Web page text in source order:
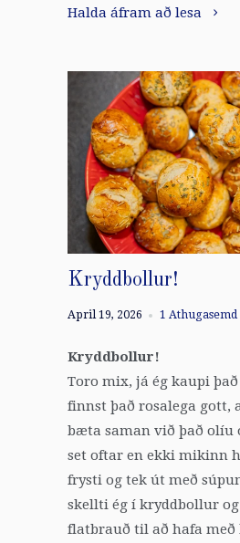
Halda áfram að lesa
Kryddbollur!
April 19, 2026 1 Athugasemd
Kryddbollur!
Toro mix, já ég kaupi
finnst það rosalega gott,
bæta saman við það olíu
set oftar en ekki mikinn
frysti og tek út með
skellti ég í kryddbollur
flatbrauð til að hafa